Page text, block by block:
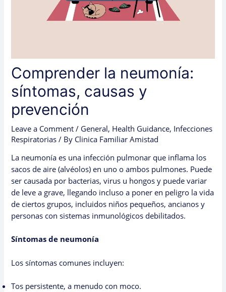
Comprender la neumonía:
síntomas, causas y
prevención
Leave a Comment / General, Health Guidance, Infecciones
Respiratorias / By Clinica Familiar Amistad
La neumonía es una infección pulmonar que inflama los
sacos de aire (alvéolos) en uno o ambos pulmones. Puede
ser causada por bacterias, virus u hongos y puede variar
de leve a grave, llegando incluso a poner en peligro la vida
de ciertos grupos, incluidos niños pequeños, ancianos y
personas con sistemas inmunológicos debilitados.
Síntomas de neumonía
Los síntomas comunes incluyen:
Tos persistente, a menudo con moco.